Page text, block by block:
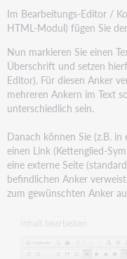
Im Bearbeitungs-Editor /
HTML-Modul) fügen Sie
Nun markieren Sie einen
Überschrift und setzen
Editor). Für diesen Anker
mehreren Ankern im Text
unterschiedlich sein.
Danach können Sie (z.B.
einen Link (Kettenglied-
eine externe Seite
befindlichen Anker
zum gewünschten Anker